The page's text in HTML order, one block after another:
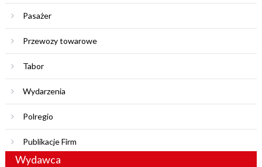
Pasażer
Przewozy towarowe
Tabor
Wydarzenia
Polregio
Publikacje Firm
Wydawca